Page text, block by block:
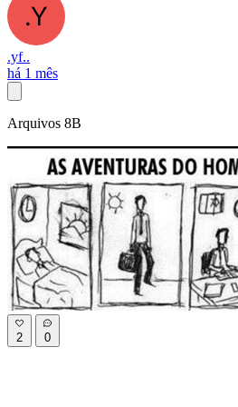
.yf..
há 1 mês
Arquivos 8B
2 0